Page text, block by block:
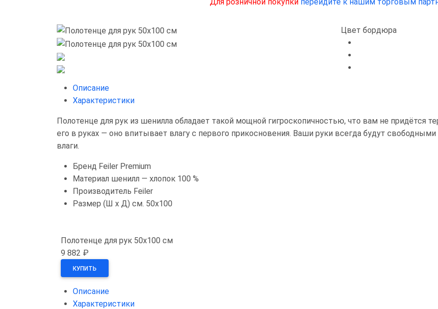
Цвет бордюра
Описание
Характеристики
Полотенце для рук из шенилла обладает такой мощной гигроскопичностью, что вам не придётся
его в руках — оно впитывает влагу с первого прикосновения. Ваши руки всегда будут свободными
влаги.
Бренд Feiler Premium
Материал шенилл — хлопок 100 %
Производитель Feiler
Размер (Ш х Д) см. 50x100
Полотенце для рук 50x100 см
9 882 ₽
КУПИТЬ
Описание
Характеристики